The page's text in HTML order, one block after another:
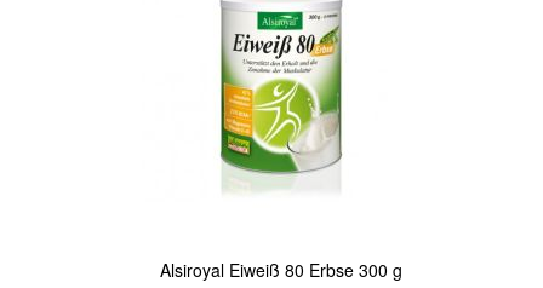
Alsiroyal Eiweiß 80 Erbse 300 g